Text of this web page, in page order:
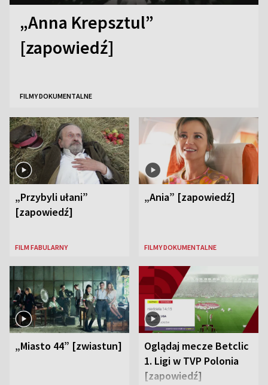
„Anna Krepsztul”
[zapowiedź]
FILMY DOKUMENTALNE
„Przybyli ułani”
[zapowiedź]
FILM FABULARNY
„Ania” [zapowiedź]
FILMY DOKUMENTALNE
„Miasto 44” [zwiastun]
Oglądaj mecze Betclic
1. Ligi w TVP Polonia
[zapowiedź]